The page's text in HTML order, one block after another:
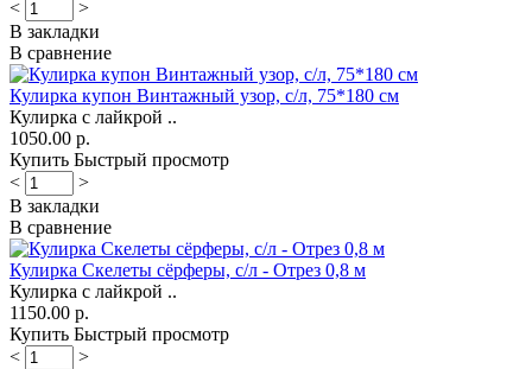
<
>
В закладки
В сравнение
Кулирка купон Винтажный узор, с/л, 75*180 см
Кулирка с лайкрой ..
1050.00 р.
Купить Быстрый просмотр
<
>
В закладки
В сравнение
Кулирка Скелеты сёрферы, с/л - Отрез 0,8 м
Кулирка с лайкрой ..
1150.00 р.
Купить Быстрый просмотр
<
>